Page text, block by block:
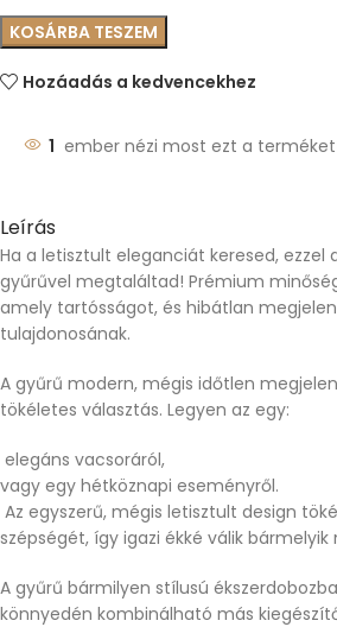
KOSÁRBA TESZEM
Hozáadás a kedvencekhez
1 ember nézi most ezt a
Leírás
Ha a letisztult eleganciát keresed, ezzel
gyűrűvel megtaláltad! Prémium
amely tartósságot, és hibátlan
tulajdonosának.
A gyűrű modern, mégis időtlen
tökéletes választás. Legyen az egy:
elegáns vacsoráról,
vagy egy hétköznapi eseményről.
Az egyszerű, mégis letisztult design
szépségét, így igazi ékké válik bármelyik
A gyűrű bármilyen stílusú
könnyedén kombinálható más